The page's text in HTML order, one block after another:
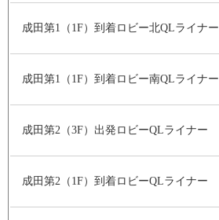
成田第1（1F）到着ロビー北QLライナー
成田第1（1F）到着ロビー南QLライナー
成田第2（3F）出発ロビーQLライナー
成田第2（1F）到着ロビーQLライナー